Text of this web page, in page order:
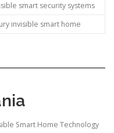
smart security systems
invisible smart home
Smart Home Technology